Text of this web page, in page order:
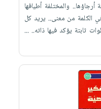
أرجاؤها.. والمختلفة أطيافها
في الكلمة من معنى.. يريد كل
ثابتة يؤكد فيها ذاته.. ...